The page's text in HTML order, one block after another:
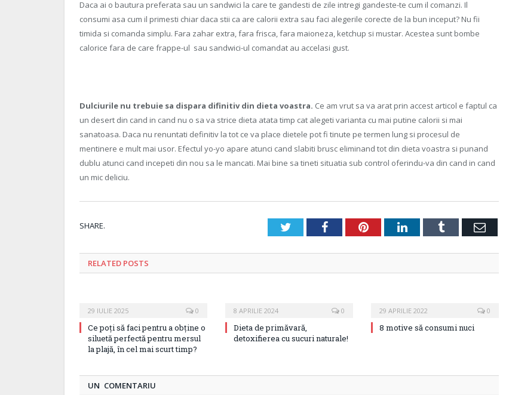
Daca ai o bautura preferata sau un sandwici la care te gandesti de zile intregi gandeste-te cum il comanzi. Il
consumi asa cum il primesti chiar daca stii ca are calorii extra sau faci alegerile corecte de la bun inceput? Nu fii
timida si comanda simplu. Fara zahar extra, fara frisca, fara maioneza, ketchup si mustar. Acestea sunt bombe
calorice fara de care frappe-ul sau sandwici-ul comandat au accelasi gust.
Dulciurile nu trebuie sa dispara difinitiv din dieta voastra. Ce am vrut sa va arat prin accest articol e faptul ca
un desert din cand in cand nu o sa va strice dieta atata timp cat alegeti varianta cu mai putine calorii si mai
sanatoasa. Daca nu renuntati definitiv la tot ce va place dietele pot fi tinute pe termen lung si procesul de
mentinere e mult mai usor. Efectul yo-yo apare atunci cand slabiti brusc eliminand tot din dieta voastra si punand
dublu atunci cand incepeti din nou sa le mancati. Mai bine sa tineti situatia sub control oferindu-va din cand in cand
un mic deliciu.
SHARE. TwitterFacebookPinterestLinkedInTumblr Email
RELATED POSTS
29 IULIE 2025 0
Ce poți să faci pentru a obține o
siluetă perfectă pentru mersul
la plajă, în cel mai scurt timp?
8 APRILIE 2024 0
Dieta de primăvară,
detoxifierea cu sucuri naturale!
29 APRILIE 2022 0
8 motive să consumi nuci
UN COMENTARIU